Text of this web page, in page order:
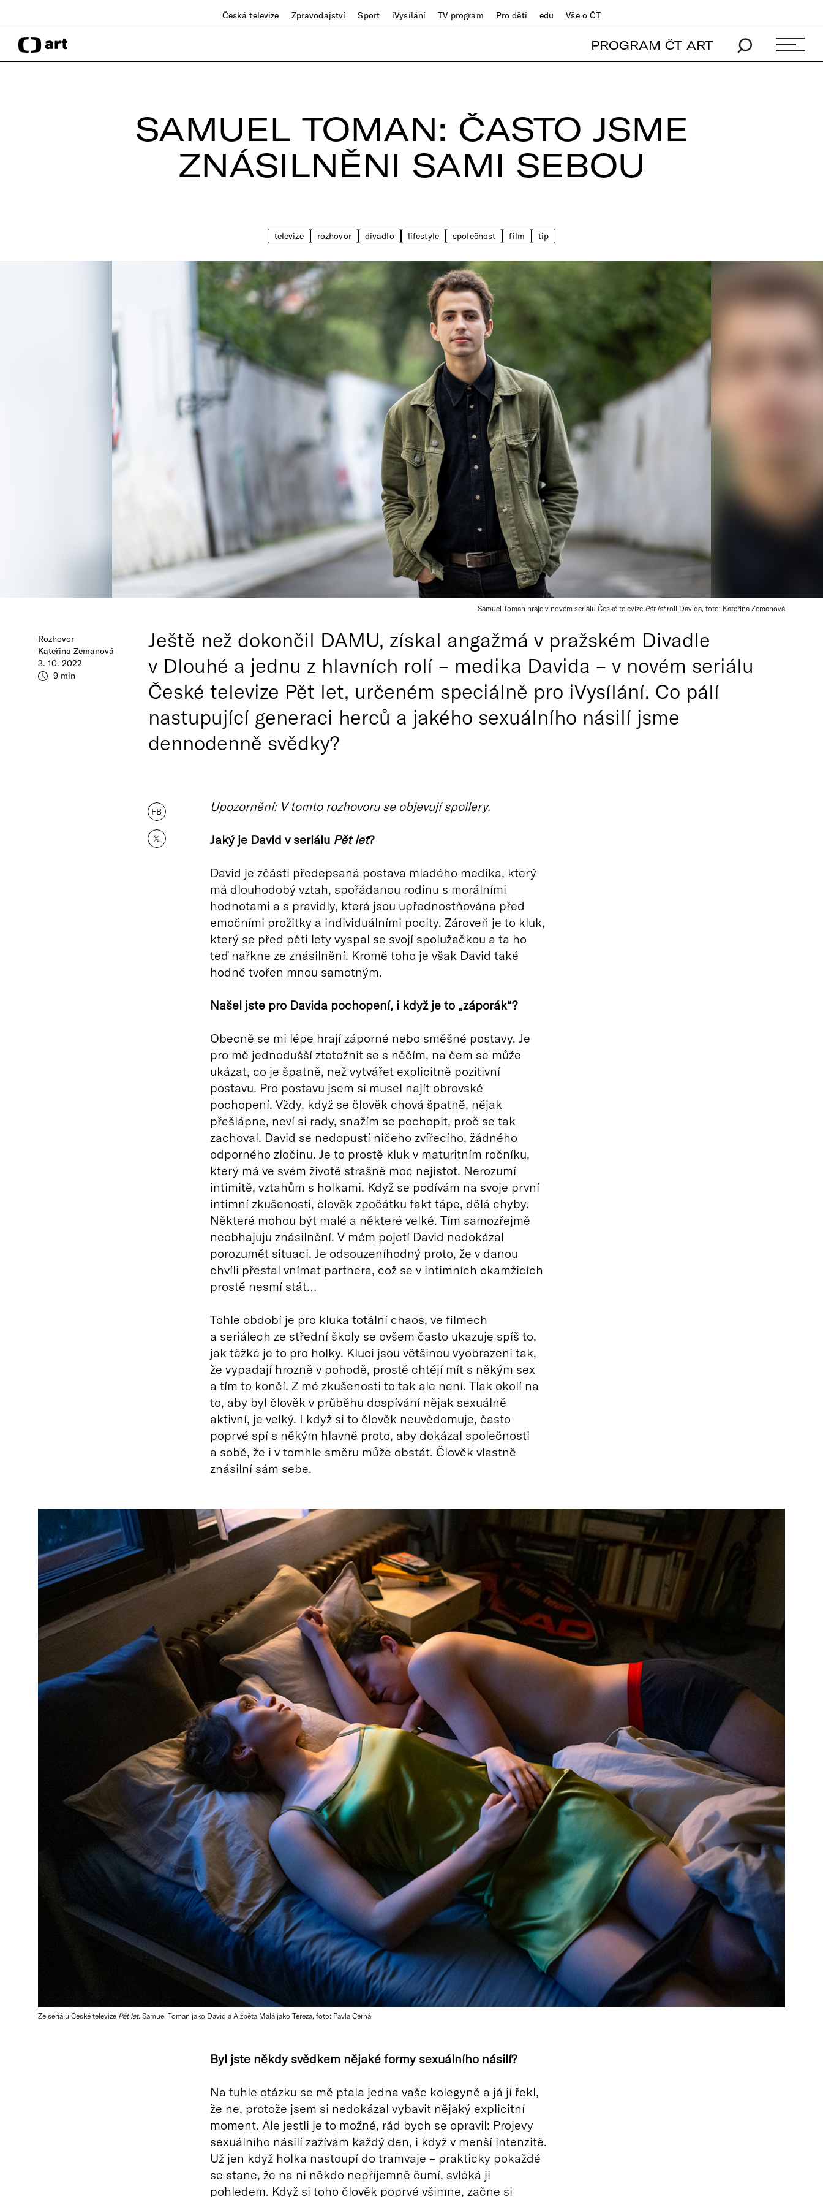
Česká televize Zpravodajství Sport iVysílání TV program Pro děti edu Vše o ČT
PROGRAM ČT ART
SAMUEL TOMAN: ČASTO JSME
ZNÁSILNĚNI SAMI SEBOU
televize rozhovor divadlo lifestyle společnost film tip
Samuel Toman hraje v novém seriálu České televize Pět letroli Davida, foto: Kateřina Zemanová
Rozhovor
Kateřina Zemanová
3. 10. 2022
9 min
Ještě než dokončil DAMU, získal angažmá v pražském Divadle
v Dlouhé a jednu z hlavních rolí – medika Davida – v novém seriálu
České televize Pět let, určeném speciálně pro iVysílání. Co pálí
nastupující generaci herců a jakého sexuálního násilí jsme
dennodenně svědky?
FB
𝕏
Upozornění: V tomto rozhovoru se objevují spoilery.
Jaký je David v seriálu Pět let?
David je zčásti předepsaná postava mladého medika, který
má dlouhodobý vztah, spořádanou rodinu s morálními
hodnotami a s pravidly, která jsou upřednostňována před
emočními prožitky a individuálními pocity. Zároveň je to kluk,
který se před pěti lety vyspal se svojí spolužačkou a ta ho
teď nařkne ze znásilnění. Kromě toho je však David také
hodně tvořen mnou samotným.
Našel jste pro Davida pochopení, i když je to „záporák“?
Obecně se mi lépe hrají záporné nebo směšné postavy. Je
pro mě jednodušší ztotožnit se s něčím, na čem se může
ukázat, co je špatně, než vytvářet explicitně pozitivní
postavu. Pro postavu jsem si musel najít obrovské
pochopení. Vždy, když se člověk chová špatně, nějak
přešlápne, neví si rady, snažím se pochopit, proč se tak
zachoval. David se nedopustí ničeho zvířecího, žádného
odporného zločinu. Je to prostě kluk v maturitním ročníku,
který má ve svém životě strašně moc nejistot. Nerozumí
intimitě, vztahům s holkami. Když se podívám na svoje první
intimní zkušenosti, člověk zpočátku fakt tápe, dělá chyby.
Některé mohou být malé a některé velké. Tím samozřejmě
neobhajuju znásilnění. V mém pojetí David nedokázal
porozumět situaci. Je odsouzeníhodný proto, že v danou
chvíli přestal vnímat partnera, což se v intimních okamžicích
prostě nesmí stát…
Tohle období je pro kluka totální chaos, ve filmech
a seriálech ze střední školy se ovšem často ukazuje spíš to,
jak těžké je to pro holky. Kluci jsou většinou vyobrazeni tak,
že vypadají hrozně v pohodě, prostě chtějí mít s někým sex
a tím to končí. Z mé zkušenosti to tak ale není. Tlak okolí na
to, aby byl člověk v průběhu dospívání nějak sexuálně
aktivní, je velký. I když si to člověk neuvědomuje, často
poprvé spí s někým hlavně proto, aby dokázal společnosti
a sobě, že i v tomhle směru může obstát. Člověk vlastně
znásilní sám sebe.
Ze seriálu České televize Pět let. Samuel Toman jako David a Alžběta Malá jako Tereza, foto: Pavla Černá
Byl jste někdy svědkem nějaké formy sexuálního násilí?
Na tuhle otázku se mě ptala jedna vaše kolegyně a já jí řekl,
že ne, protože jsem si nedokázal vybavit nějaký explicitní
moment. Ale jestli je to možné, rád bych se opravil: Projevy
sexuálního násilí zažívám každý den, i když v menší intenzitě.
Už jen když holka nastoupí do tramvaje – prakticky pokaždé
se stane, že na ni někdo nepříjemně čumí, svléká ji
pohledem. Když si toho člověk poprvé všimne, začne si